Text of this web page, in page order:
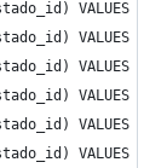
VALUES
VALUES
VALUES
VALUES
VALUES
VALUES